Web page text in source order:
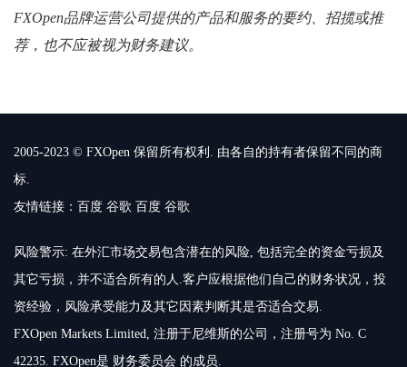
FXOpen品牌运营公司提供的产品和服务的要约、招揽或推
荐，也不应被视为财务建议。
2005-2023 © FXOpen 保留所有权利. 由各自的持有者保留不同的商
标.
友情链接： 百度 谷歌 百度 谷歌
风险警示: 在外汇市场交易包含潜在的风险, 包括完全的资金亏损及
其它亏损，并不适合所有的人.客户应根据他们自己的财务状况，投
资经验，风险承受能力及其它因素判断其是否适合交易.
FXOpen Markets Limited, 注册于尼维斯的公司，注册号为 No. C
42235. FXOpen是 财务委员会 的成员.